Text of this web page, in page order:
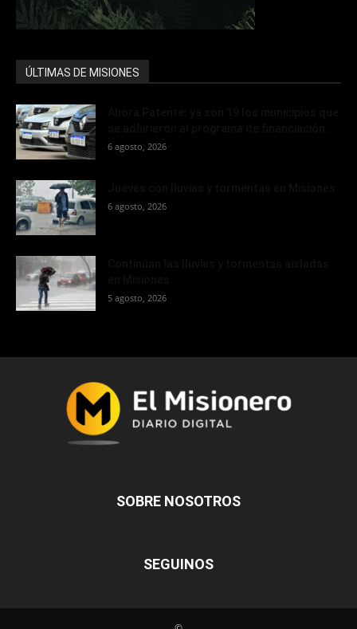
ÚLTIMAS DE MISIONES
6 agosto, 2026
6 agosto, 2026
5 agosto, 2026
SOBRE NOSOTROS
SEGUINOS